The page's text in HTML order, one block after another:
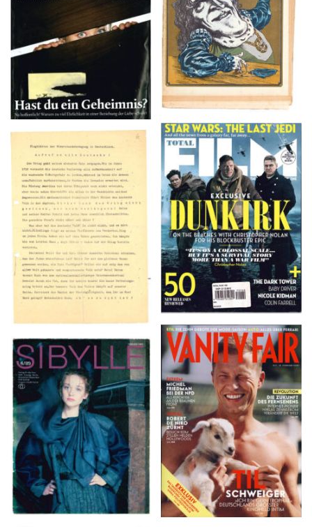
TOTAL FILM #260 –
SUMMER 2017
Flugblätter der Weissen
Rose – V, Januar 1943
VANITY FAIR – Nr. 7 –
8. Februar 2007
SIBYLLE 6/89